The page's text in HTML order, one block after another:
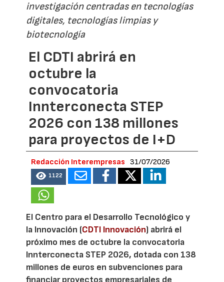
investigación centradas en tecnologías
digitales, tecnologías limpias y
biotecnología
El CDTI abrirá en
octubre la
convocatoria
Innterconecta STEP
2026 con 138 millones
para proyectos de I+D
Redacción Interempresas 31/07/2026
1122
El Centro para el Desarrollo Tecnológico y
la Innovación (CDTI Innovación) abrirá el
próximo mes de octubre la convocatoria
Innterconecta STEP 2026, dotada con 138
millones de euros en subvenciones para
financiar proyectos empresariales de